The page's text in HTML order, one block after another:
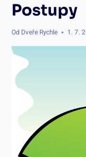
Postupy
Od Dveře Rychle 1. 7.